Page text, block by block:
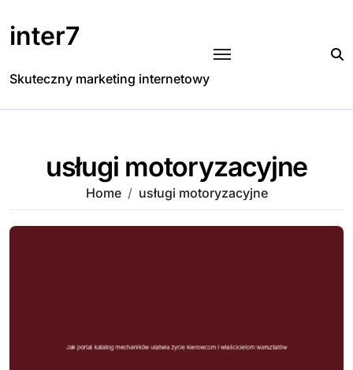
to
content
inter7
Skuteczny marketing internetowy
usługi motoryzacyjne
Home usługi motoryzacyjne